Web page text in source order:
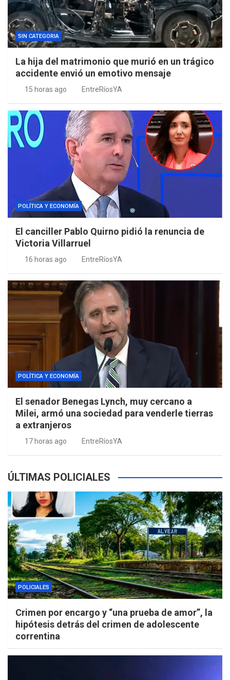
SIN CATEGORIA
La hija del matrimonio que murió en un trágico
accidente envió un emotivo mensaje
15 horas ago EntreRíosYA
POLÍTICA Y ECONOMÍA
El canciller Pablo Quirno pidió la renuncia de
Victoria Villarruel
16 horas ago EntreRíosYA
POLÍTICA Y ECONOMÍA
El senador Benegas Lynch, muy cercano a
Milei, armó una sociedad para venderle tierras
a extranjeros
17 horas ago EntreRíosYA
ÚLTIMAS POLICIALES
POLICIALES
Crimen por encargo y “una prueba de amor”, la
hipótesis detrás del crimen de adolescente
correntina